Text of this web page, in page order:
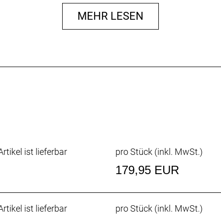
MEHR LESEN
ist lieferbar pro Stück (inkl. MwSt.)
179,95 EUR
ist lieferbar pro Stück (inkl. MwSt.)